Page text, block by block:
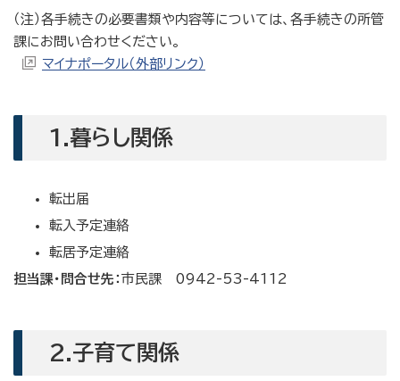
（注）各手続きの必要書類や内容等については、各手続きの所管
課にお問い合わせください。
マイナポータル（外部リンク）
1.暮らし関係
転出届
転入予定連絡
転居予定連絡
担当課・問合せ先： 市民課 0942-53-4112
2.子育て関係